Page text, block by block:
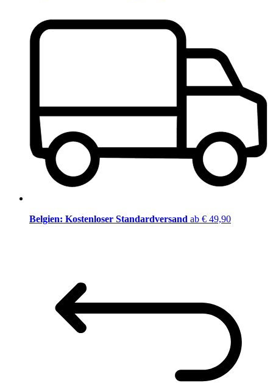
Belgien: Kostenloser Standardversand ab € 49,90